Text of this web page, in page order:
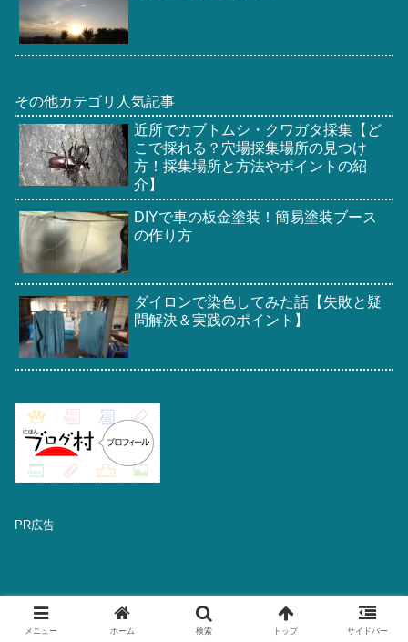
その他カテゴリ人気記事
近所でカブトムシ・クワガタ採集【ど
こで採れる？穴場採集場所の見つけ
方！採集場所と方法やポイントの紹
介】
DIYで車の板金塗装！簡易塗装ブース
の作り方
ダイロンで染色してみた話【失敗と疑
問解決＆実践のポイント】
PR広告
メニュー ホーム 検索 トップ サイドバー